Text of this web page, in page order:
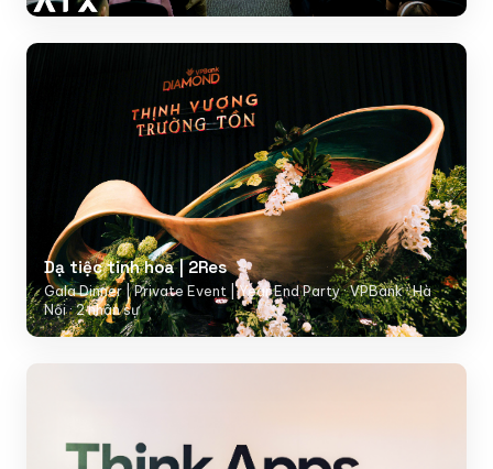
Dạ tiệc tinh hoa | 2Res
Gala Dinner | Private Event | Year End Party · VPBank · Hà
Nội · 2 nhân sự